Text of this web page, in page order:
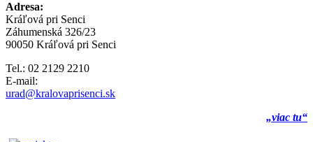
Adresa:
Kráľová pri Senci
Záhumenská 326/23
90050 Kráľová pri Senci
Tel.: 02 2129 2210
E-mail:
urad@kralovaprisenci.sk
„viac tu“